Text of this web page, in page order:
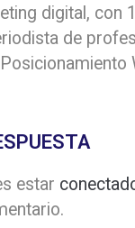
digital, con
de
estar